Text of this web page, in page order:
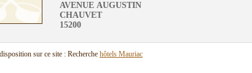
AVENUE AUGUSTIN
CHAUVET
15200
sur ce site : Recherche hôtels Mauriac